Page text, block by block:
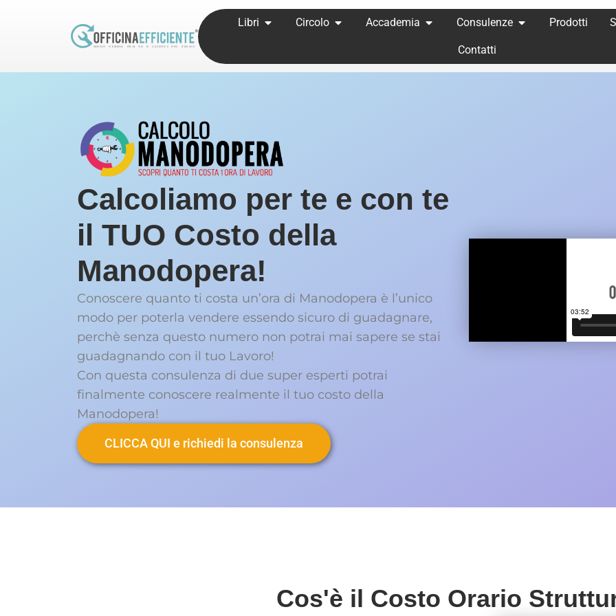
Libri Circolo Accademia Consulenze Prodotti
Contatti
Calcoliamo per te e con te
il TUO Costo della
Manodopera!
Conoscere quanto ti costa un’ora di Manodopera è l’unico
modo per poterla vendere essendo sicuro di guadagnare,
perchè senza questo numero non potrai mai sapere se stai
guadagnando con il tuo Lavoro!
Con questa consulenza di due super esperti potrai
finalmente conoscere realmente il tuo costo della
Manodopera!
CLICCA QUI e richiedi la consulenza
Cos'è il Costo Orario